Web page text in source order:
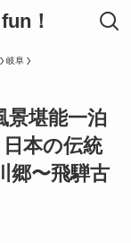
！
岐阜
景堪能一泊
本の伝統
郷〜飛騨古